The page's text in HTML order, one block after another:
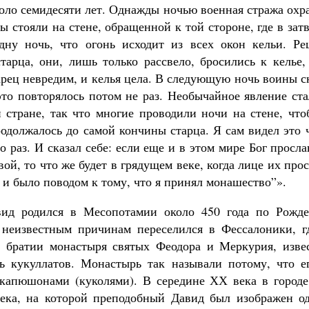
семидесяти лет. Однажды ночью военная стража
стояли на стене, обращенной к той стороне, где в
ночь, что огонь исходит из всех окон кельи.
они, лишь только рассвело, бросились к
невредим, и келья цела. В следующую ночь воины
повторялось потом не раз. Необычайное явление
стране, так что многие проводили ночи на стене,
до самой кончины старца. Я сам видел
раз. И сказал себе: если еще и в этом мире Бог
то что же будет в грядущем веке, когда лице их
было поводом к тому, что я принял монашество”».
родился в Месопотамии около 450 года по
причинам переселился в Фессалоники,
монастыря святых Феодора и Меркурия,
кукуллатов. Монастырь так называли потому, что
(куколями). В середине ХХ века в
на которой преподобный Давид был изображен